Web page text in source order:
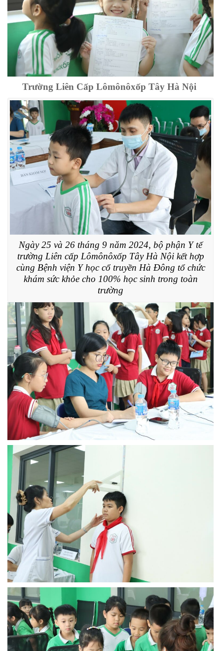
Trường Liên Cấp Lômônôxốp Tây Hà Nội
Ngày 25 và 26 tháng 9 năm 2024, bộ phận Y tế
trường Liên cấp Lômônôxốp Tây Hà Nội kết hợp
cùng Bệnh viện Y học cổ truyền Hà Đông tổ chức
khám sức khỏe cho 100% học sinh trong toàn
trường